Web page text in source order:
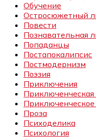
Обучение
Остросюжетный
Повести
Познавательная
Попаданцы
Постапокалипсис
Постмодернизм
Поэзия
Приключения
Проза
Психоделика
Психология